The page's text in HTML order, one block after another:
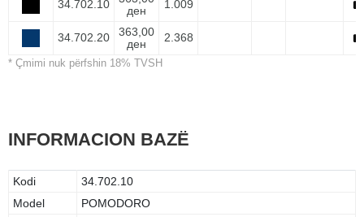
34.702.10
ден
1.009
34.702.20
363,00
ден
2.368
* Çmimi nuk përfshin 18% TVSH
INFORMACION BAZË
Kodi
34.702.10
Model
POMODORO